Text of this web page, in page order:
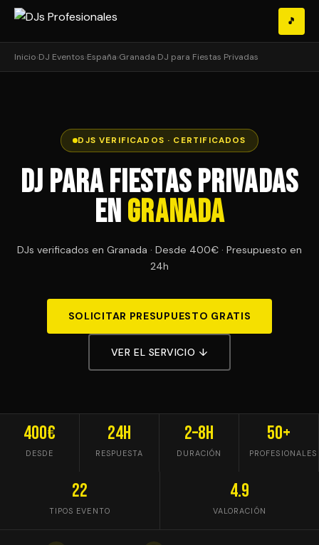
🎵
Inicio›DJ Eventos›España›Granada›DJ para Fiestas Privadas
DJS VERIFICADOS · CERTIFICADOS
DJ para Fiestas Privadas
enGranada
DJs verificados en Granada · Desde 400€ · Presupuesto en
24h
SOLICITAR PRESUPUESTO GRATIS
VER EL SERVICIO ↓
400€
DESDE
24h
RESPUESTA
2–8h
DURACIÓN
50+
PROFESIONALES
22
TIPOS EVENTO
4.9
VALORACIÓN